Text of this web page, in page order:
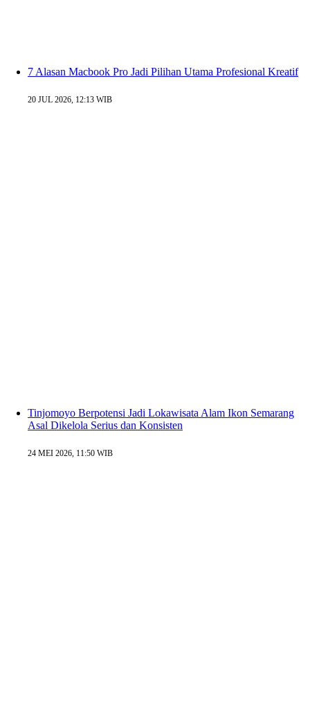
7 Alasan Macbook Pro Jadi Pilihan Utama Profesional Kreatif
20 JUL 2026, 12:13 WIB
Tinjomoyo Berpotensi Jadi Lokawisata Alam Ikon Semarang
Asal Dikelola Serius dan Konsisten
24 MEI 2026, 11:50 WIB